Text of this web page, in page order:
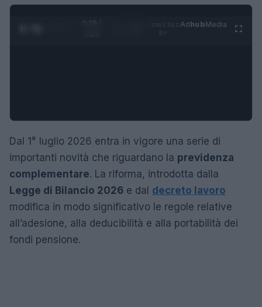
0:28 /
AdhubMedia
Dal 1° luglio 2026 entra in vigore una serie di
importanti novità che riguardano la previdenza
complementare. La riforma, introdotta dalla
Legge di Bilancio 2026 e dal decreto lavoro
modifica in modo significativo le regole relative
all’adesione, alla deducibilità e alla portabilità dei
fondi pensione.